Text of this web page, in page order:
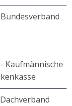
Kaufmännische